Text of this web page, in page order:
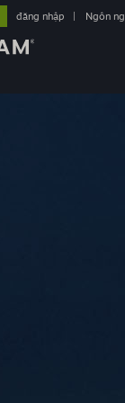
đăng nhập Ngôn